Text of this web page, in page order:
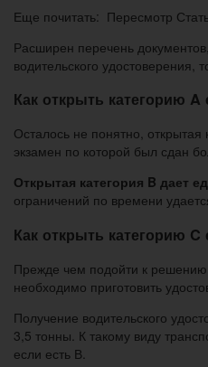
Еще почитать: Пересмотр
Расширен перечень
водительского
Как открыть категорию A
Осталось не понятно,
экзамен по которой был сдан
Открытая категория B дает
ограничений по времени
Как открыть категорию C
Прежде чем подойти к решению
необходимо приготовить
Получение водительского
3,5 тонны. К такому виду
если есть В.